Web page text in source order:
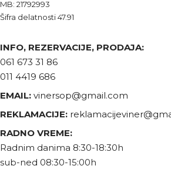
MB: 21792993
Šifra delatnosti 47.91
INFO, REZERVACIJE, PRODAJA:
061 673 31 86
011 4419 686
EMAIL: vinersop@gmail.com
REKLAMACIJE:
RADNO VREME:
Radnim danima 8:30-18:30h
sub-ned 08:30-15:00h